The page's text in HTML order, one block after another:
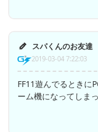
スパくんのお友達
2019-03-04 7:22:03
FF11遊んでるときに
ーム機になってしま